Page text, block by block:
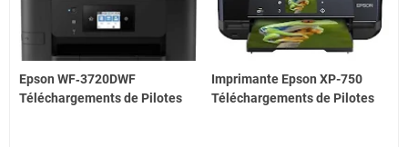
Epson WF‑3720DWF
Téléchargements de Pilotes
Imprimante Epson XP-750
Téléchargements de Pilotes